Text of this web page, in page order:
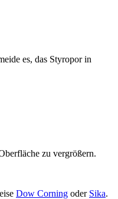
es, das Styropor in
zu vergrößern.
Dow Corning oder Sika.